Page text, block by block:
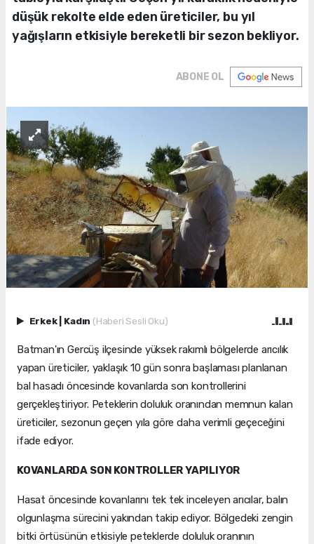
düşük rekolte elde eden üreticiler, bu yıl
yağışların etkisiyle bereketli bir sezon bekliyor.
ABONE OL
Erkek Kadın (Haberi Sesli Oku)
Batman'ın Gercüş ilçesinde yüksek rakımlı bölgelerde arıcılık
yapan üreticiler, yaklaşık 10 gün sonra başlaması planlanan
bal hasadı öncesinde kovanlarda son kontrollerini
gerçekleştiriyor. Peteklerin doluluk oranından memnun kalan
üreticiler, sezonun geçen yıla göre daha verimli geçeceğini
ifade ediyor.
KOVANLARDA SON KONTROLLER YAPILIYOR
Hasat öncesinde kovanlarını tek tek inceleyen arıcılar, balın
olgunlaşma sürecini yakından takip ediyor. Bölgedeki zengin
bitki örtüsünün etkisiyle peteklerde doluluk oranının